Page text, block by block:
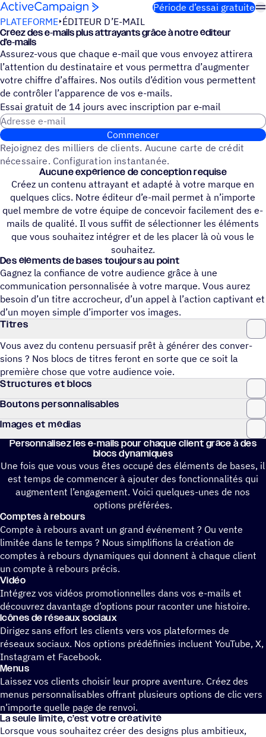
Passer au contenu
Période d’essai gratuite
PLATEFORME ÉDITEUR D’E-MAIL
Créez des e‑mails plus attrayants grâce à notre éditeur
d’e‑mails
Assurez-vous que chaque e-mail que vous envoyez attirera
l’attention du destinataire et vous permettra d’augmenter
votre chiffre d’affaires. Nos outils d’édition vous permettent
de contrôler l’apparence de vos e-mails.
Essai gratuit de 14 jours avec inscrip­tion par e‑mail
Adresse e-mail
Commencer
Rejoignez des milliers de clients. Aucune carte de crédit
nécessaire. Configuration instantanée.
Aucune expé­rience de conception requise
Créez un contenu attrayant et adapté à votre marque en
quelques clics. Notre éditeur d’e-mail permet à n’importe
quel membre de votre équipe de concevoir facilement des e-
mails de qualité. Il vous suffit de sélectionner les éléments
que vous souhaitez intégrer et de les placer là où vous le
souhaitez.
Des éléments de bases toujours au point
Gagnez la confiance de votre audience grâce à une
communication personnalisée à votre marque. Vous aurez
besoin d’un titre accrocheur, d’un appel à l’action captivant et
d’un moyen simple d’importer vos images.
Titres
Vous avez du contenu persua­sif prêt à générer des conver­
sions ? Nos blocs de titres feront en sorte que ce soit la
première chose que votre audience voie.
Struc­tures et blocs
Boutons person­na­li­sables
Images et médias
Person­na­li­sez les e‑mails pour chaque client grâce à des
blocs dynamiques
Une fois que vous vous êtes occupé des éléments de bases, il
est temps de commencer à ajouter des fonctionnalités qui
augmentent l’engagement. Voici quelques-unes de nos
options préférées.
Comptes à rebours
Compte à rebours avant un grand événement ? Ou vente
limitée dans le temps ? Nous simplifions la création de
comptes à rebours dynamiques qui donnent à chaque client
un compte à rebours précis.
Vidéo
Intégrez vos vidéos promotionnelles dans vos e-mails et
découvrez davantage d’options pour raconter une histoire.
Icônes de réseaux sociaux
Dirigez sans effort les clients vers vos plateformes de
réseaux sociaux. Nos options prédéfinies incluent YouTube, X,
Instagram et Facebook.
Menus
Laissez vos clients choisir leur propre aventure. Créez des
menus personnalisables offrant plusieurs options de clic vers
n’importe quelle page de renvoi.
La seule limite, c’est votre créativité
Lorsque vous souhaitez créer des designs plus ambitieux,